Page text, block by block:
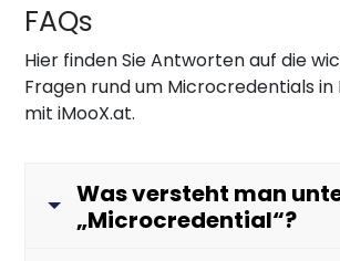
FAQs
Hier finden Sie Antworten auf die
Fragen rund um Microcredentials
mit iMooX.at.
Was versteht man
„Microcredential“?